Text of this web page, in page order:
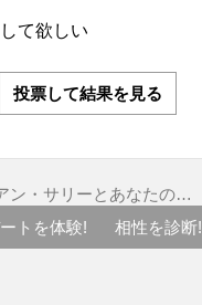
て欲しい
投票して結果を見る
ン・サリーとあなたの…
トを体験!
相性を診断!